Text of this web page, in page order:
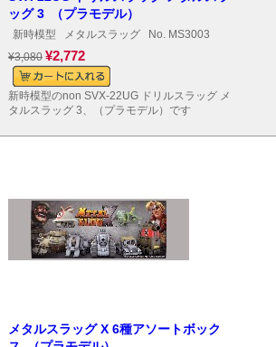
ッグ 3 （プラモデル）
新時模型 メタルスラッグ No. MS3003
¥3,080 ¥2,772
新時模型のnon SVX-22UG ドリルスラッグ メ
タルスラッグ 3、（プラモデル）です
メタルスラッグ X 6種アソートボック
デミー
ール